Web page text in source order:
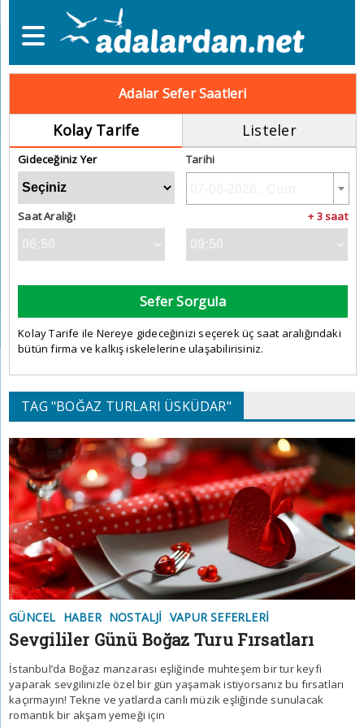
Adalar Sefer Saatleri
Kolay Tarife Listeler
Gideceğiniz Yer Tarihi
Saat Aralığı + 3 saat
Sefer Sorgula
Kolay Tarife ile Nereye gideceğinizi seçerek üç saat aralığındaki
bütün firma ve kalkış iskelelerine ulaşabilirisiniz.
TAG "BOĞAZ TURLARI ÜSKÜDAR"
GÜNCEL HABER NOSTALJI VAPUR SEFERLERI
Sevgililer Günü Boğaz Turu Fırsatları
İstanbul’da Boğaz manzarası eşliğinde muhteşem bir tur keyfi
yaparak sevgilinizle özel bir gün yaşamak istiyorsanız bu fırsatları
kaçırmayın! Tekne ve yatlarda canlı müzik eşliğinde sunulacak
romantik bir akşam yemeği için